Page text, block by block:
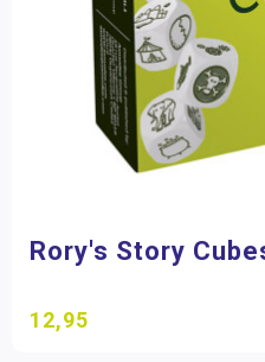
Rory's Story
12,95